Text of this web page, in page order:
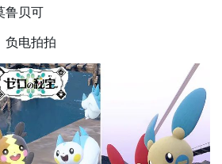
鲁贝可
负电拍拍